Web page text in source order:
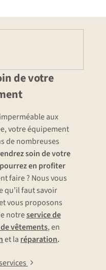
de votre
aux
votre équipement
de nombreuses
soin de votre
en profiter
faire ? Nous vous
qu’il faut savoir
vous proposons
notreservice de
vêtements, en
et la réparation.